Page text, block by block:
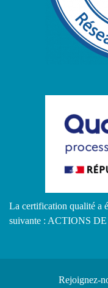
La certification qualité a
suivante : ACTIONS
Rejoignez-